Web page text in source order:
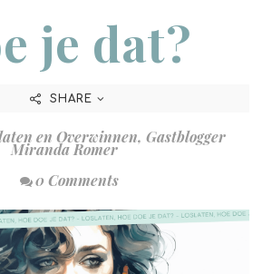
je dat?
SHARE
en Overwinnen, Gastblogger
Miranda Romer
0 Comments